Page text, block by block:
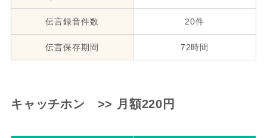
伝言録音件数 20件
伝言保存期間 72時間
キャッチホン >> 月額220円